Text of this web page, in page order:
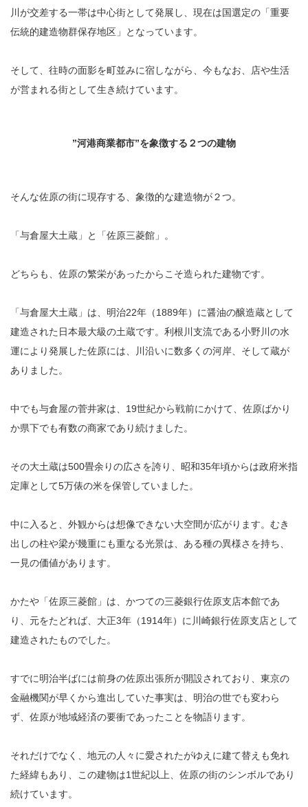
川が交差する一帯は中心街として発展し、現在は国選定の「重要
伝統的建造物群保存地区」となっています。
そして、往時の面影を町並みに宿しながら、今もなお、店や生活
が営まれる街として生き続けています。
”河港商業都市”を象徴する２つの建物
そんな佐原の街に現存する、象徴的な建造物が２つ。
「与倉屋大土蔵」と「佐原三菱館」。
どちらも、佐原の繁栄があったからこそ造られた建物です。
「与倉屋大土蔵」は、明治22年（1889年）に醤油の醸造蔵として
建造された日本最大級の土蔵です。利根川支流である小野川の水
運により発展した佐原には、川沿いに数多くの河岸、そして蔵が
ありました。
中でも与倉屋の菅井家は、19世紀から戦前にかけて、佐原ばかり
か県下でも有数の商家であり続けました。
その大土蔵は500畳余りの広さを誇り、昭和35年頃からは政府米指
定庫として5万俵の米を保管していました。
中に入ると、外観からは想像できない大空間が広がります。むき
出しの柱や梁が幾重にも重なる光景は、ある種の異様さを持ち、
一見の価値があります。
かたや「佐原三菱館」は、かつての三菱銀行佐原支店本館であ
り、元をたどれば、大正3年（1914年）に川崎銀行佐原支店として
建造されたものでした。
すでに明治半ばには前身の佐原出張所が開設されており、東京の
金融機関が早くから進出していた事実は、明治の世でも変わら
ず、佐原が地域経済の要衝であったことを物語ります。
それだけでなく、地元の人々に愛されたがゆえに建て替えも免れ
た経緯もあり、この建物は1世紀以上、佐原の街のシンボルであり
続けています。